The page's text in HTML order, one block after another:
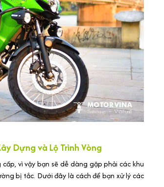
Dựng và Lộ Trình Vòng
vì vậy bạn sẽ dễ dàng gặp phải các khu
bị tắc. Dưới đây là cách để bạn xử lý các